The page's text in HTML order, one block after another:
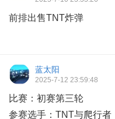
前排出售TNT炸弹
蓝太阳
2025-7-12 23:59:48
比赛：初赛第三轮
参赛选手：TNT与爬行者